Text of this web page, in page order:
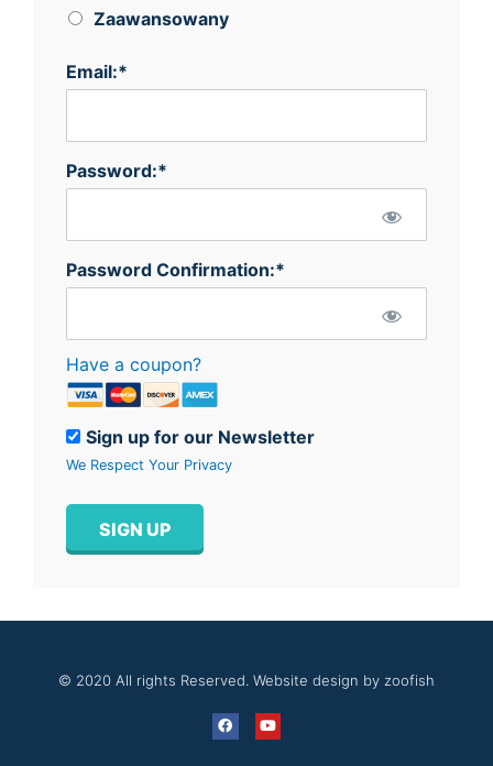
Zaawansowany
Email:*
Password:*
Password Confirmation:*
Have a coupon?
Sign up for our Newsletter
We Respect Your Privacy
No val
© 2020 All rights Reserved. Website design by zoofish
F
a
Y
o